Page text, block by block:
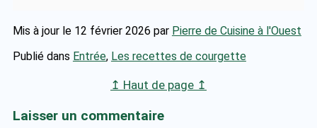
Mis à jour le 12 février 2026 par Pierre de Cuisine à l'Ouest
Publié dans Entrée, Les recettes de courgette
↥ Haut de page ↥
Laisser un commentaire